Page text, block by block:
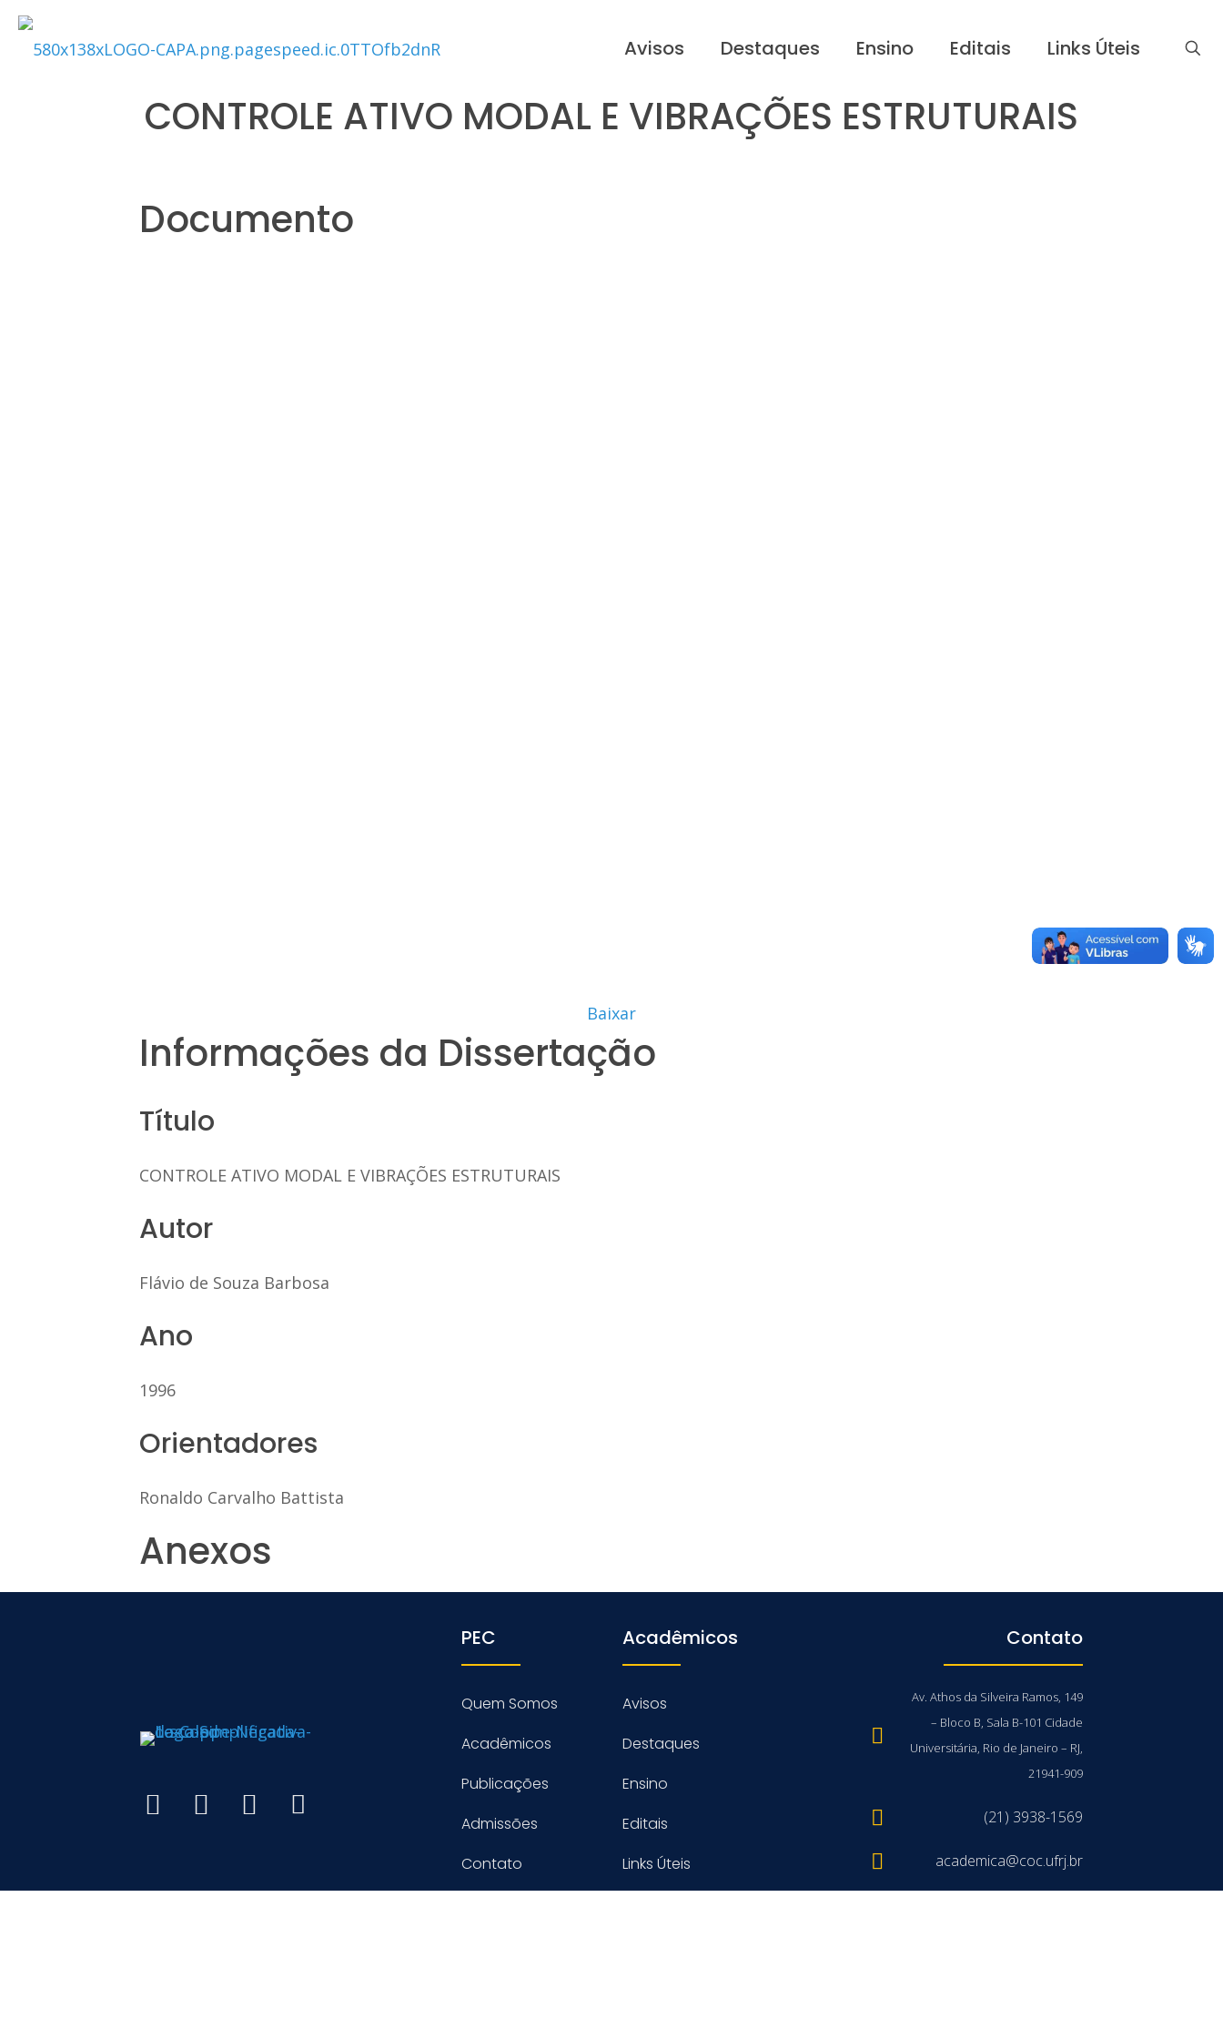
Avisos Destaques Ensino Editais Links Úteis
CONTROLE ATIVO MODAL E VIBRAÇÕES ESTRUTURAIS
Documento
Baixar
Informações da Dissertação
Título
CONTROLE ATIVO MODAL E VIBRAÇÕES ESTRUTURAIS
Autor
Flávio de Souza Barbosa
Ano
1996
Orientadores
Ronaldo Carvalho Battista
Anexos
PEC
Quem Somos
Acadêmicos
Publicações
Admissões
Contato
Acadêmicos
Avisos
Destaques
Ensino
Editais
Links Úteis
Contato
Av. Athos da Silveira Ramos, 149
– Bloco B, Sala B-101 Cidade
Universitária, Rio de Janeiro – RJ,
21941-909
(21) 3938-1569
academica@coc.ufrj.br